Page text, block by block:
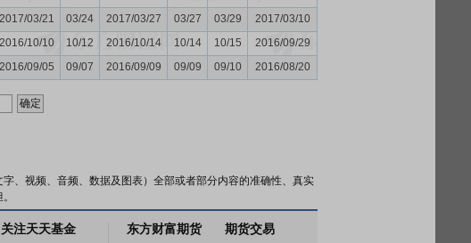
2017/03/21 03/24 2017/03/27 03/27 03/29
2017/03/10
2016/10/10 10/12 2016/10/14 10/14 10/15
2016/09/29
2016/09/05 09/07 2016/09/09 09/09 09/10 2016/08/20
、视频、音频、数据及图表）全部或者部分内容的准确性、真实
关注天天基金 东方财富期货 期货交易